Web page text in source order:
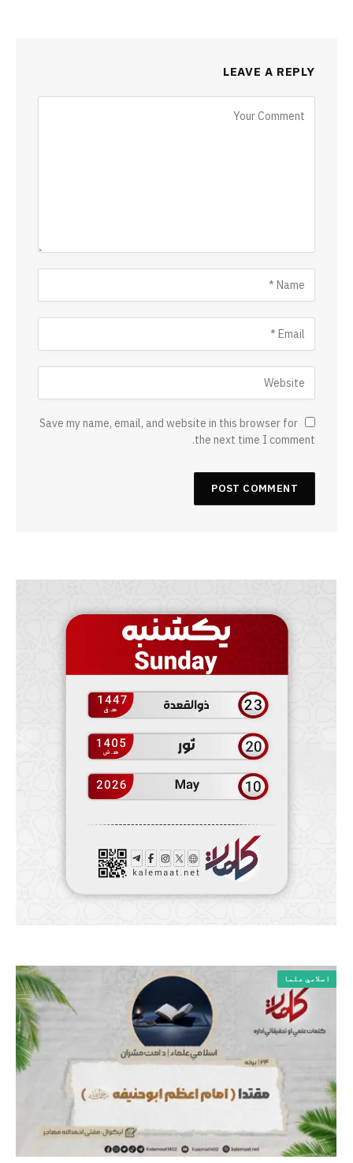
LEAVE A REPLY
Save my name, email, and website in this browser for
the next time I comment.
اسلامي علما